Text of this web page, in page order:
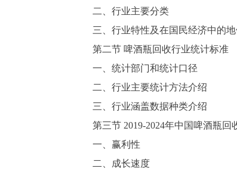
二、行业主要分类
三、行业特性及在国民经济中的地
第二节 啤酒瓶回收行业统计标准
一、统计部门和统计口径
二、行业主要统计方法介绍
三、行业涵盖数据种类介绍
第三节 2019-2024年中国啤酒瓶回
一、赢利性
二、成长速度